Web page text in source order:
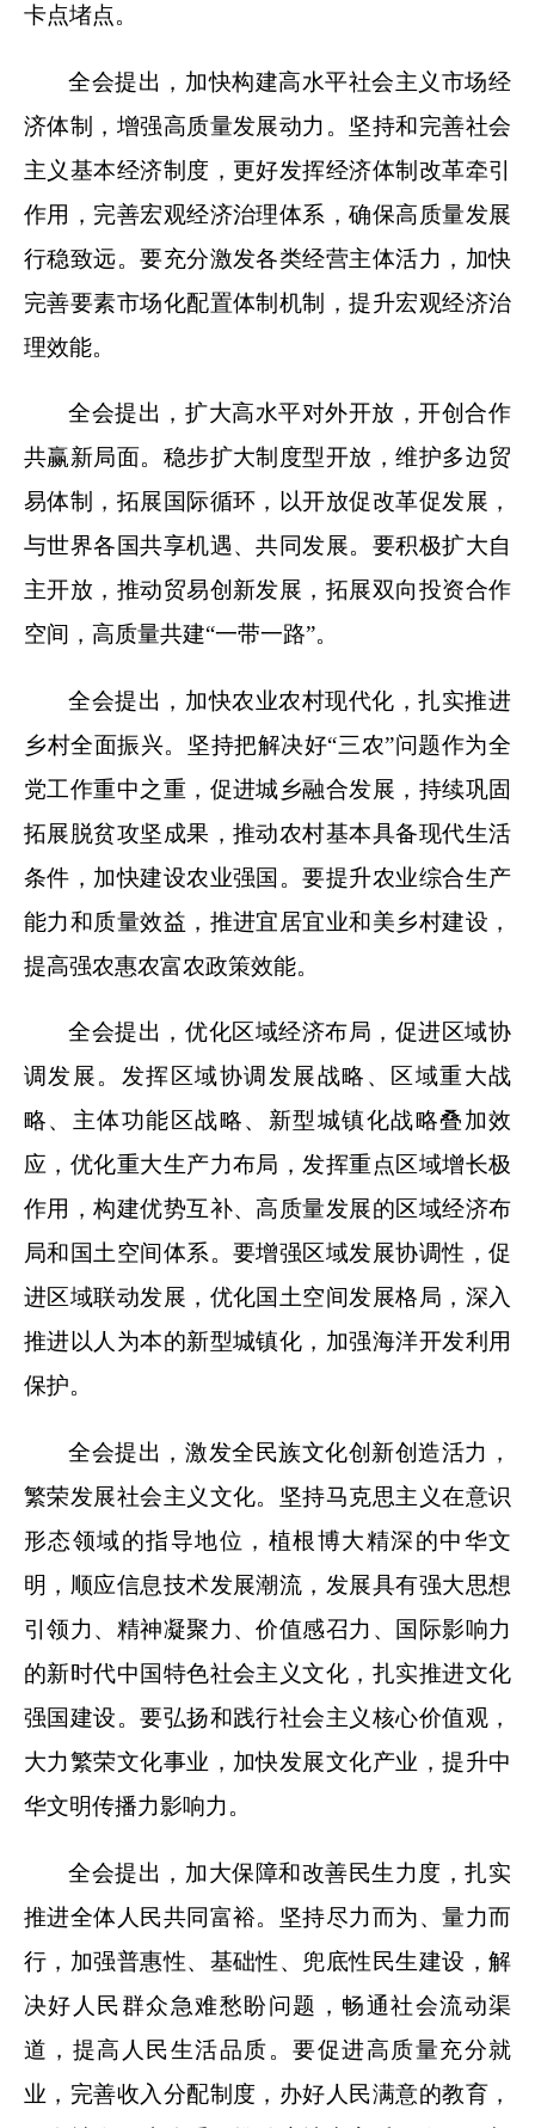
卡点堵点。
全会提出，加快构建高水平社会主义市场经
济体制，增强高质量发展动力。坚持和完善社会
主义基本经济制度，更好发挥经济体制改革牵引
作用，完善宏观经济治理体系，确保高质量发展
行稳致远。要充分激发各类经营主体活力，加快
完善要素市场化配置体制机制，提升宏观经济治
理效能。
全会提出，扩大高水平对外开放，开创合作
共赢新局面。稳步扩大制度型开放，维护多边贸
易体制，拓展国际循环，以开放促改革促发展，
与世界各国共享机遇、共同发展。要积极扩大自
主开放，推动贸易创新发展，拓展双向投资合作
空间，高质量共建“一带一路”。
全会提出，加快农业农村现代化，扎实推进
乡村全面振兴。坚持把解决好“三农”问题作为全
党工作重中之重，促进城乡融合发展，持续巩固
拓展脱贫攻坚成果，推动农村基本具备现代生活
条件，加快建设农业强国。要提升农业综合生产
能力和质量效益，推进宜居宜业和美乡村建设，
提高强农惠农富农政策效能。
全会提出，优化区域经济布局，促进区域协
调发展。发挥区域协调发展战略、区域重大战
略、主体功能区战略、新型城镇化战略叠加效
应，优化重大生产力布局，发挥重点区域增长极
作用，构建优势互补、高质量发展的区域经济布
局和国土空间体系。要增强区域发展协调性，促
进区域联动发展，优化国土空间发展格局，深入
推进以人为本的新型城镇化，加强海洋开发利用
保护。
全会提出，激发全民族文化创新创造活力，
繁荣发展社会主义文化。坚持马克思主义在意识
形态领域的指导地位，植根博大精深的中华文
明，顺应信息技术发展潮流，发展具有强大思想
引领力、精神凝聚力、价值感召力、国际影响力
的新时代中国特色社会主义文化，扎实推进文化
强国建设。要弘扬和践行社会主义核心价值观，
大力繁荣文化事业，加快发展文化产业，提升中
华文明传播力影响力。
全会提出，加大保障和改善民生力度，扎实
推进全体人民共同富裕。坚持尽力而为、量力而
行，加强普惠性、基础性、兜底性民生建设，解
决好人民群众急难愁盼问题，畅通社会流动渠
道，提高人民生活品质。要促进高质量充分就
业，完善收入分配制度，办好人民满意的教育，